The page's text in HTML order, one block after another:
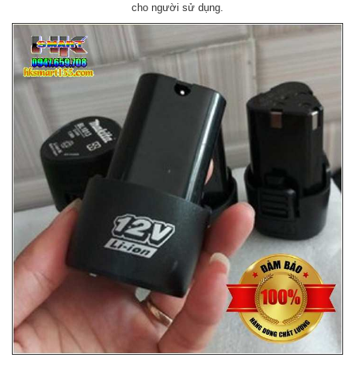
cho người sử dụng.